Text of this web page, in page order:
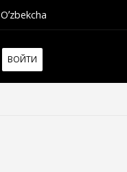
Oʼzbekcha
ВОЙТИ